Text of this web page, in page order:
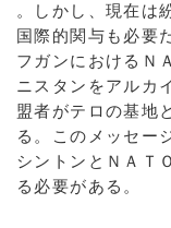
。しかし、現在は
国際的関与も必要
フガンにおけるＮ
ニスタンをアルカ
盟者がテロの基地
る。このメッセー
シントンとＮＡＴ
る必要がある。